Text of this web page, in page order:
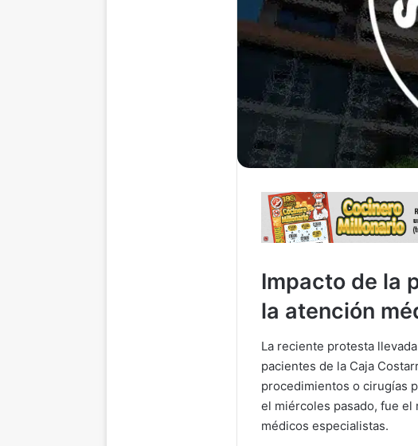
Impacto de la
la atención
La reciente protesta
pacientes de la Caja
procedimientos o cirugías
el miércoles pasado, fue
médicos especialistas.